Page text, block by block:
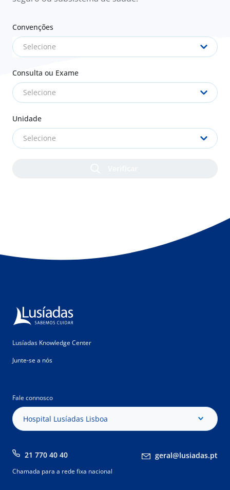
Convenções
Selecione
Consulta ou Exame
Selecione
Unidade
Selecione
Lusíadas Knowledge Center
Junte-se a nós
Fale connosco
Hospital Lusíadas Lisboa
21 770 40 40 geral@lusiadas.pt
Chamada para a rede fixa nacional